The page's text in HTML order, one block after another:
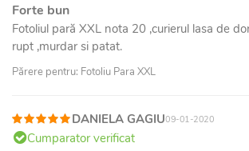
Forte bun
Fotoliul pară XXL nota 20 ,curierul lasa de
rupt ,murdar si patat.
Părere pentru: Fotoliu Para XXL
DANIELA GAGIU09-01-2020
Cumparator verificat